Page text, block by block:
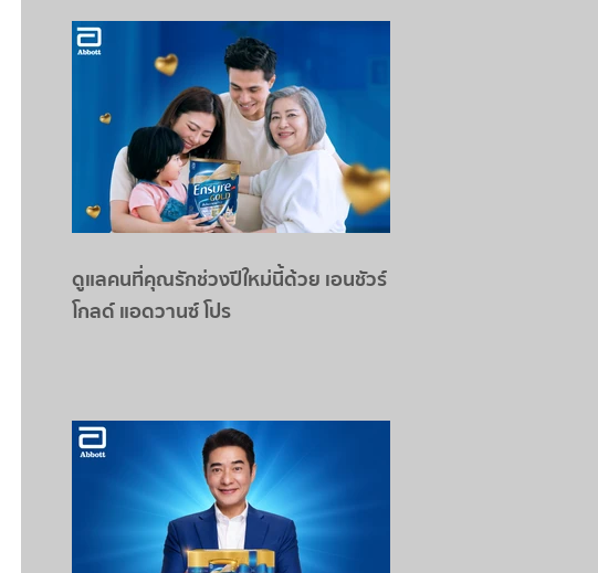
ดูแลคนที่คุณรักช่วงปีใหม่นี้ด้วย เอนชัวร์
โกลด์ แอดวานซ์ โปร